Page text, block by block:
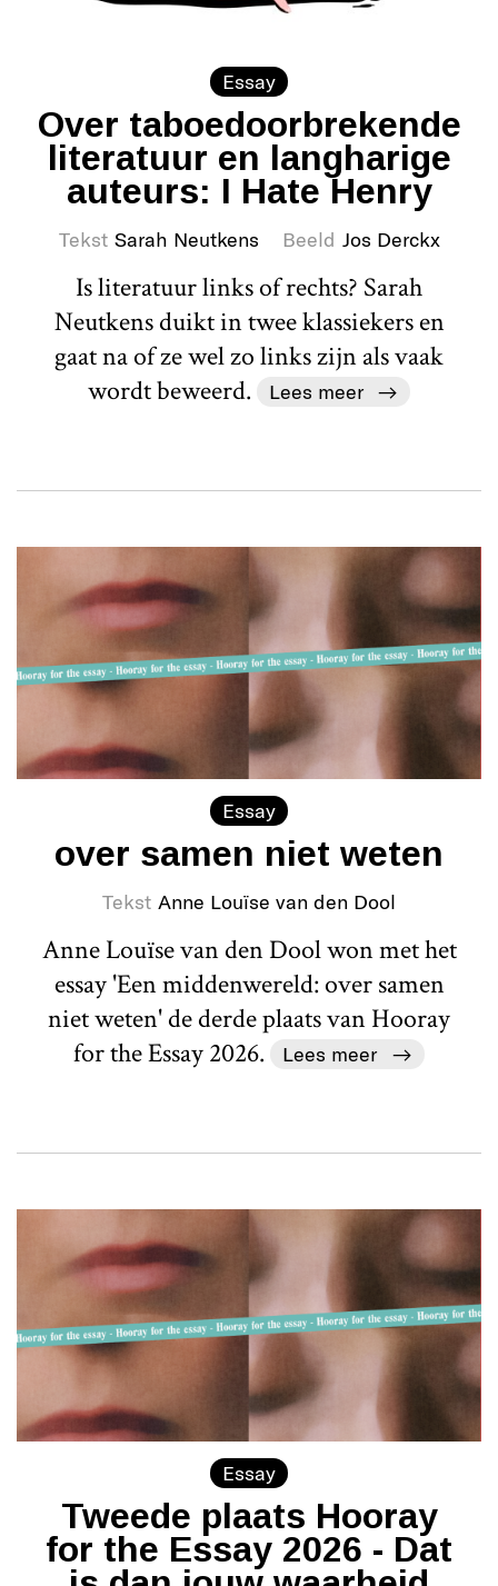
Essay
Over taboedoorbrekende
literatuur en langharige
auteurs: I Hate Henry
Tekst Sarah Neutkens Beeld Jos Derckx
Is literatuur links of rechts? Sarah
Neutkens duikt in twee klassiekers en
gaat na of ze wel zo links zijn als vaak
wordt beweerd.
Lees meer
Essay
over samen niet weten
Tekst Anne Louïse van den Dool
Anne Louïse van den Dool won met het
essay 'Een middenwereld: over samen
niet weten' de derde plaats van Hooray
for the Essay 2026.
Lees meer
Essay
Tweede plaats Hooray
for the Essay 2026 - Dat